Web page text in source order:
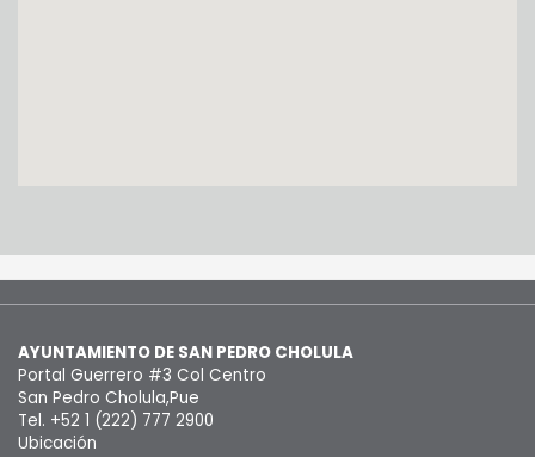
AYUNTAMIENTO DE SAN PEDRO CHOLULA
Portal Guerrero #3 Col Centro
San Pedro Cholula,Pue
Tel. +52 1 (222) 777 2900
Ubicación